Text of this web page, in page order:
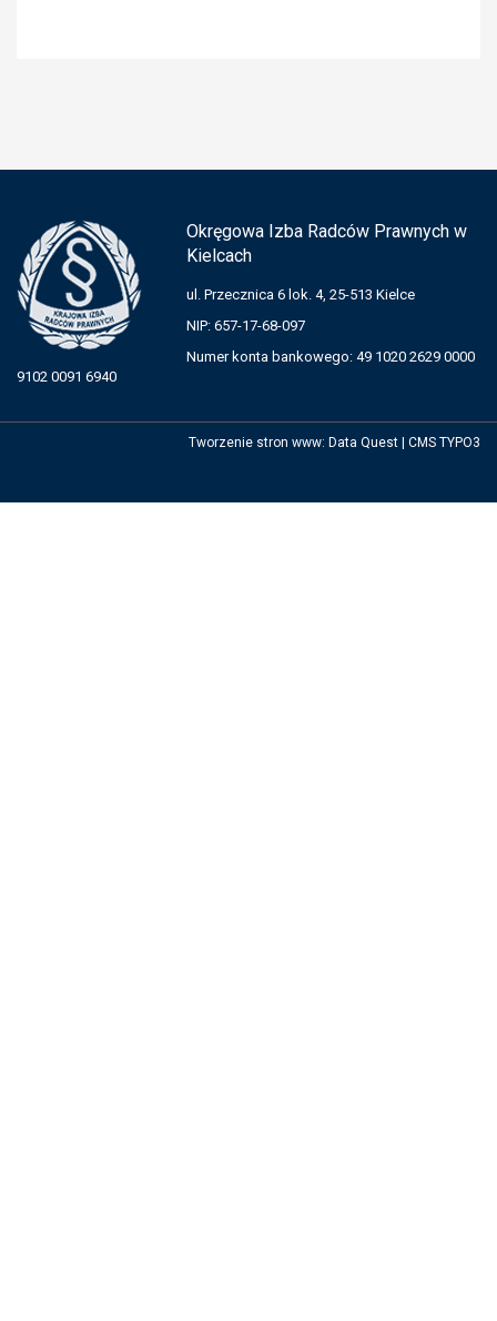
Okręgowa Izba Radców Prawnych w
Kielcach
ul. Przecznica 6 lok. 4, 25-513 Kielce
NIP: 657-17-68-097
Numer konta bankowego: 49 1020 2629 0000
9102 0091 6940
Tworzenie stron www: Data Quest CMS TYPO3